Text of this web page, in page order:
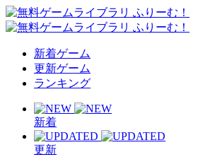
新着ゲーム
更新ゲーム
ランキング
新着
更新